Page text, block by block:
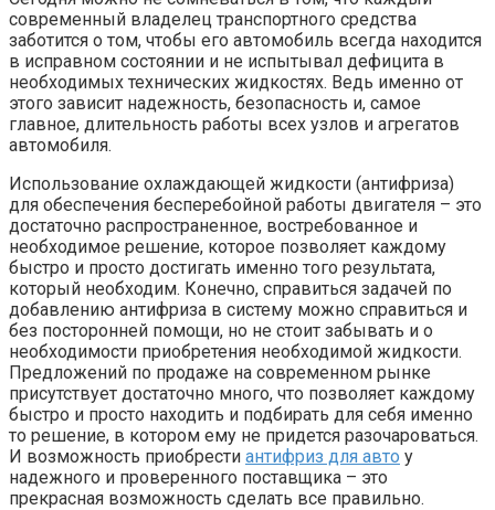
современный владелец транспортного средства
заботится о том, чтобы его автомобиль всегда находится
в исправном состоянии и не испытывал дефицита в
необходимых технических жидкостях. Ведь именно от
этого зависит надежность, безопасность и, самое
главное, длительность работы всех узлов и агрегатов
автомобиля.
Использование охлаждающей жидкости (антифриза)
для обеспечения бесперебойной работы двигателя – это
достаточно распространенное, востребованное и
необходимое решение, которое позволяет каждому
быстро и просто достигать именно того результата,
который необходим. Конечно, справиться задачей по
добавлению антифриза в систему можно справиться и
без посторонней помощи, но не стоит забывать и о
необходимости приобретения необходимой жидкости.
Предложений по продаже на современном рынке
присутствует достаточно много, что позволяет каждому
быстро и просто находить и подбирать для себя именно
то решение, в котором ему не придется разочароваться.
И возможность приобрести антифриз для авто у
надежного и проверенного поставщика – это
прекрасная возможность сделать все правильно.